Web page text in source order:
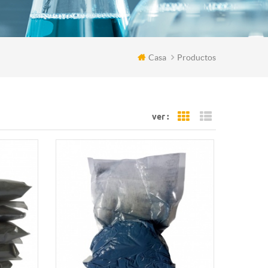
Casa Productos
ver : Grid View